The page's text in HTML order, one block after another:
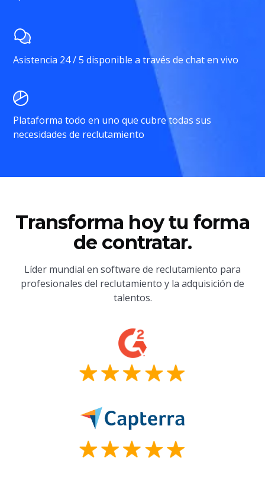
Asistencia 24 / 5 disponible a través de chat en vivo
Plataforma todo en uno que cubre todas sus
necesidades de reclutamiento
Transforma hoy tu forma
de contratar.
Líder mundial en software de reclutamiento para
profesionales del reclutamiento y la adquisición de
talentos.